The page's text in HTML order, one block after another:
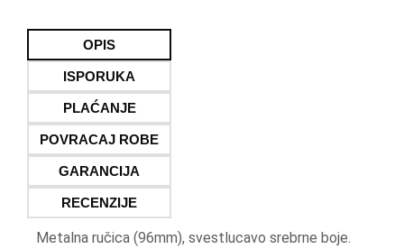
OPIS
ISPORUKA
PLAĆANJE
POVRACAJ ROBE
GARANCIJA
RECENZIJE
Metalna ručica (96mm), svestlucavo srebrne boje.